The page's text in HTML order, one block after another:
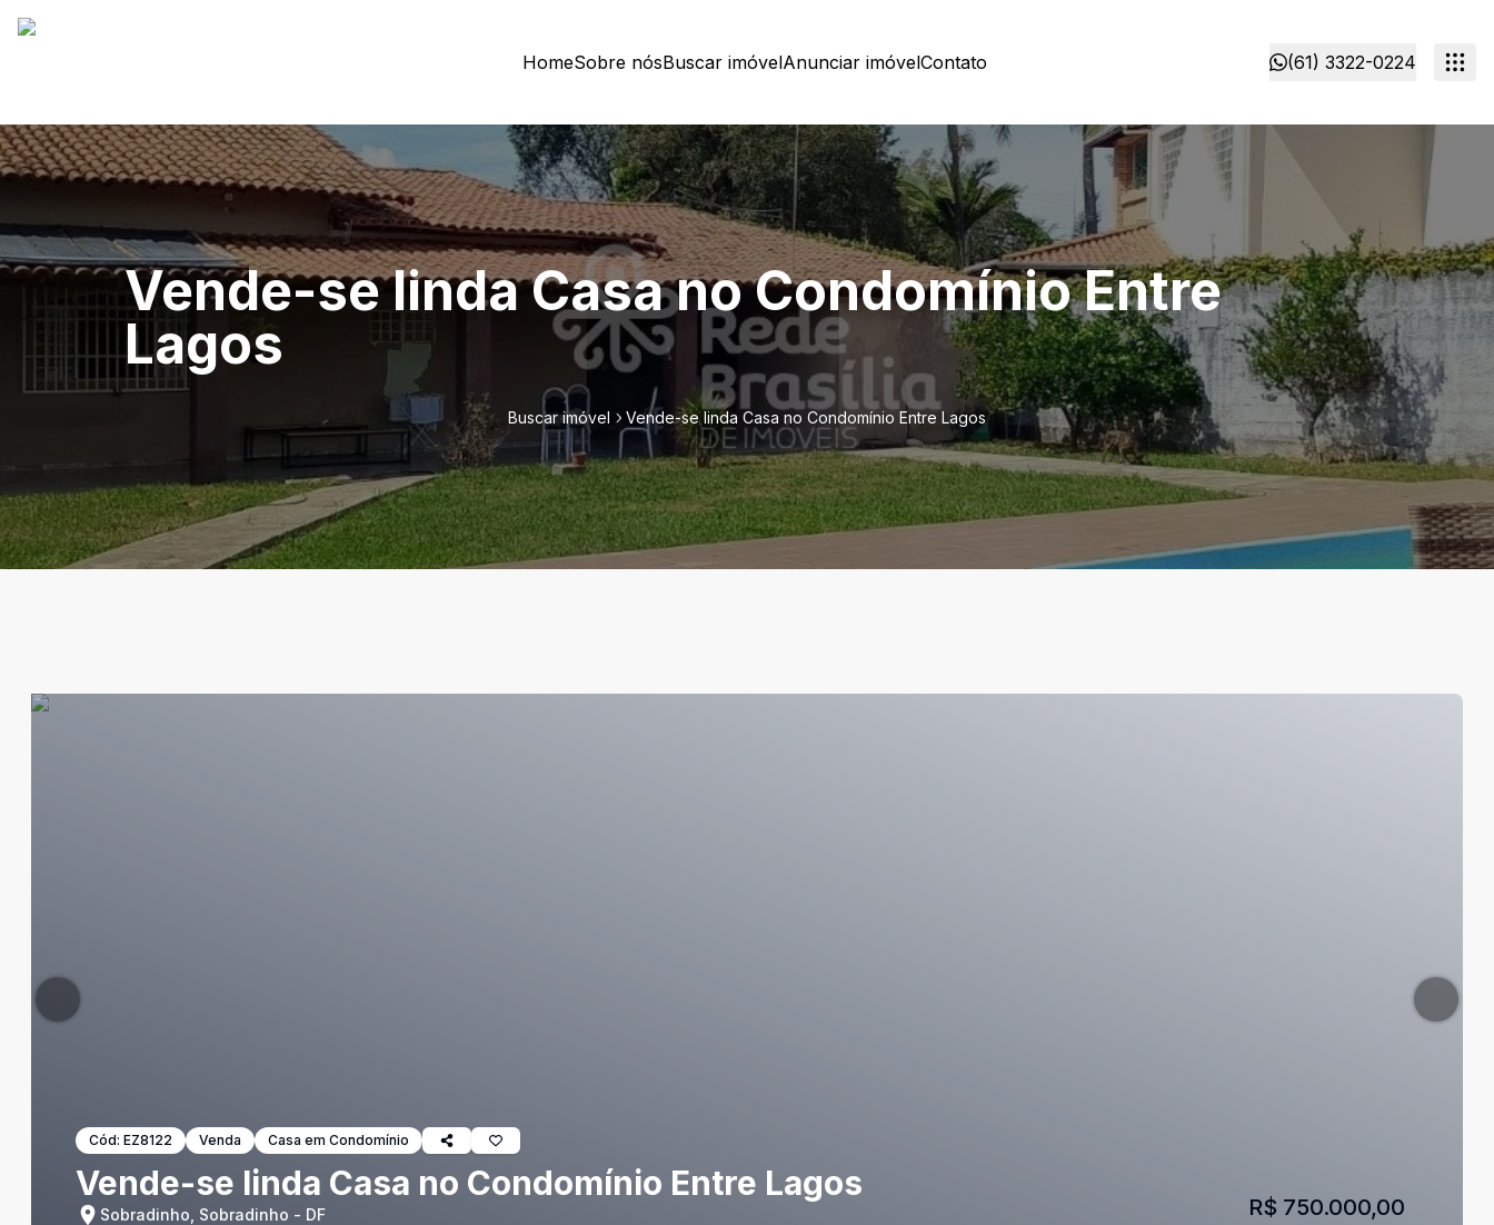
HomeSobre nósBuscar imóvelAnunciar imóvelContato (61) 3322-0224
Vende-se linda Casa no Condomínio Entre
Lagos
Buscar imóvel Vende-se linda Casa no Condomínio Entre Lagos
Cód: EZ8122 Venda Casa em Condomínio
Vende-se linda Casa no Condomínio Entre Lagos
Sobradinho, Sobradinho - DF R$ 750.000,00